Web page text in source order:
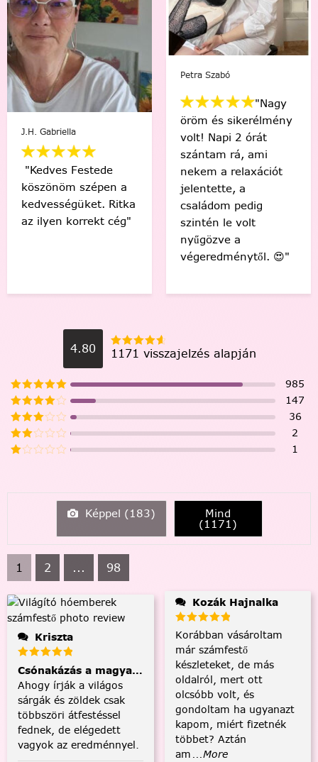
"Nagy
2 órát
rá, ami
a relaxációt
a
pedig
le volt
Viki Vas-Lukács
"Kedvenc egyéni
számfestőmmel 🥰
tökéletes lett,
élmény volt minden
egyes ecsetvonás!
Köszönöm Festede!
4.80 1171 visszajelzés alapján
985
147
36
2
1
Képpel (183) Mind
(1171)
1 2 ... 98
Kriszta
Csónakázás a magyar tengeren
Ahogy írják a világos
sárgák és zöldek csak
többszöri átfestéssel
fednek, de elégedett
vagyok az eredménnyel.
Kozák Hajnalka
Korábban vásároltam
már számfestő
készleteket, de más
oldalról, mert ott
olcsóbb volt, és
gondoltam ha ugyanazt
kapom, miért fizetnék
többet? Aztán
am ...More